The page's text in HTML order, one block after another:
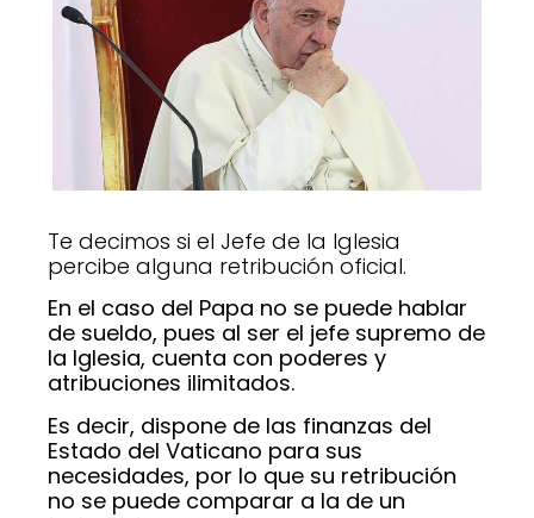
Te decimos si el Jefe de la Iglesia
percibe alguna retribución oficial.
En el caso del Papa no se puede hablar
de sueldo, pues al ser el jefe supremo de
la Iglesia, cuenta con poderes y
atribuciones ilimitados.
Es decir, dispone de las finanzas del
Estado del Vaticano para sus
necesidades, por lo que su retribución
no se puede comparar a la de un